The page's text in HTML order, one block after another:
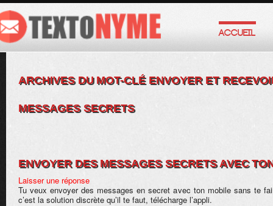
ACCUEIL
ARCHIVES DU MOT-CLÉ ENVOYER ET
MESSAGES SECRETS
ENVOYER DES MESSAGES SECRETS AVEC
Laisser une réponse
Tu veux envoyer des messages en secret avec ton mobile sans te
c’est la solution discrète qu’il te faut, télécharge l’appli.